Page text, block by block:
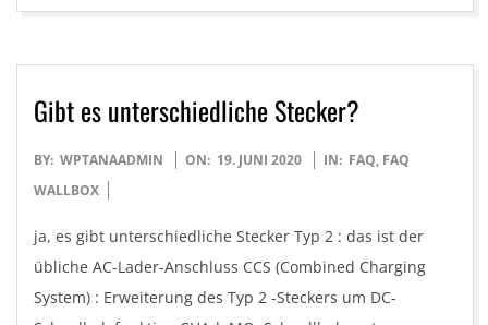
Gibt es unterschiedliche Stecker?
2020-
06-
BY: WPTANAADMIN ON: 19. JUNI 2020 IN: FAQ, FAQ
WALLBOX
ja, es gibt unterschiedliche Stecker Typ 2 : das ist der
übliche AC-Lader-Anschluss CCS (Combined Charging
System) : Erweiterung des Typ 2 -Steckers um DC-